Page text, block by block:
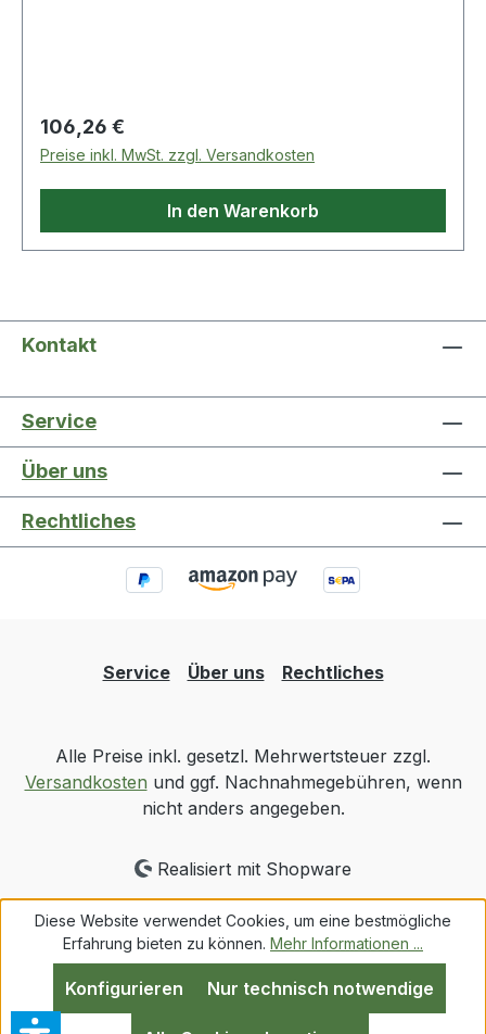
Regulärer Preis:
106,26 €
Preise inkl. MwSt. zzgl. Versandkosten
In den Warenkorb
Kontakt
Service
Über uns
Rechtliches
Service Über uns Rechtliches
Alle Preise inkl. gesetzl. Mehrwertsteuer zzgl.
Versandkosten und ggf. Nachnahmegebühren, wenn
nicht anders angegeben.
Realisiert mit Shopware
Diese Website verwendet Cookies, um eine bestmögliche
Erfahrung bieten zu können. Mehr Informationen ...
Nur technisch notwendige
Konfigurieren